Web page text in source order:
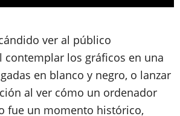
ver al público
contemplar los gráficos en una
en blanco y negro, o lanzar
al ver cómo un ordenador
fue un momento histórico,